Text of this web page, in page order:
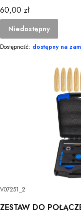
Cena
60,00 zł
Niedostępny
Dostępność: dostępny na
V07251_2
ZESTAW DO